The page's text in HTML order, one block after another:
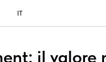
IT
il valore